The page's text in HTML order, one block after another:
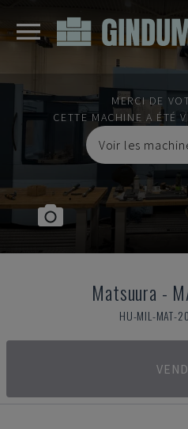
MERCI DE
CETTE MACHINE A ÉTÉ
Voir les
Matsuura -
HU-MIL-MAT-